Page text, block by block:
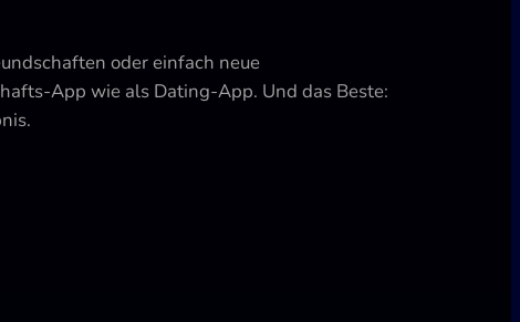
oder einfach neue
App wie als Dating-App. Und das Beste: